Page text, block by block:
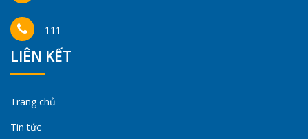
111
LIÊN KẾT
Trang chủ
Tin tức